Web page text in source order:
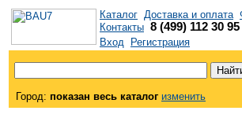
Каталог Доставка и оплата
Контакты 8 (499) 112 30 95
Вход
Регистрация
Город: показан весь каталог изменить